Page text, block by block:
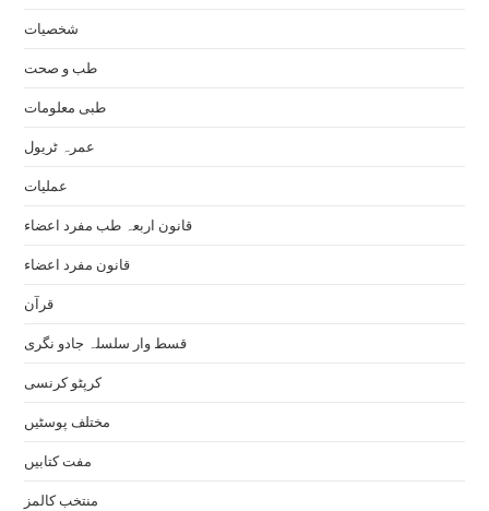
شخصیات
طب و صحت
طبی معلومات
عمرہ ٹریول
عملیات
قانون اربعہ طب مفرد اعضاء
قانون مفرد اعضاء
قرآن
قسط وار سلسلہ جادو نگری
کرپٹو کرنسی
مختلف پوسٹیں
مفت کتابیں
منتخب کالمز